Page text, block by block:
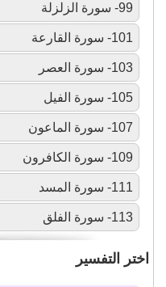
99- سورة الزلزلة
101- سورة القارعة
103- سورة العصر
105- سورة الفيل
107- سورة الماعون
109- سورة الكافرون
111- سورة المسد
113- سورة الفلق
اختر التفسير